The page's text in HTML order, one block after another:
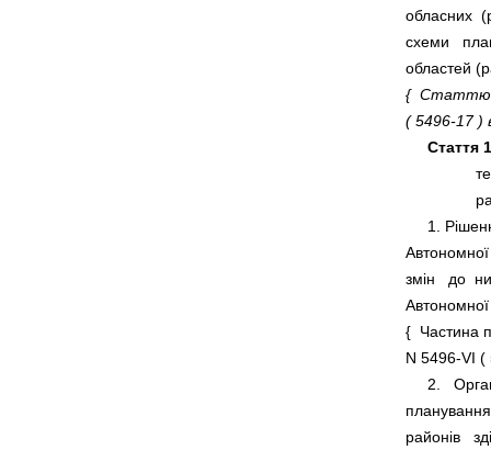
обласних
схеми
{  Статтю
( 5496-17 )
Стаття
1.
змін   до
{  Частина
N 5496-VI (
2.
районів